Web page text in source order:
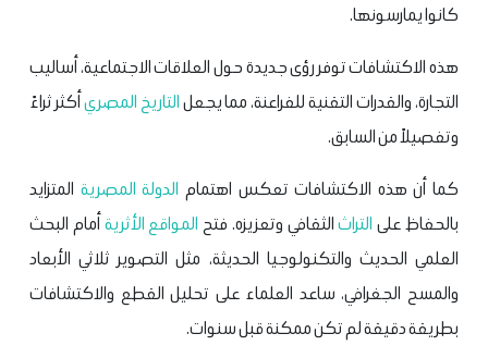
كانوا يمارسونها.
هذه الاكتشافات توفر رؤى جديدة حول العلاقات الاجتماعية، أساليب
التجارة، والقدرات التقنية للفراعنة، مما يجعلالتاريخ المصريأكثر ثراءً
وتفصيلاً من السابق.
كما أن هذه الاكتشافات تعكس اهتمام الدولة المصرية المتزايد
بالحفاظ على التراثالثقافي وتعزيزه. فتح المواقع الأثريةأمام البحث
العلمي الحديث والتكنولوجيا الحديثة، مثل التصوير ثلاثي الأبعاد
والمسح الجغرافي، ساعد العلماء على تحليل القطع والاكتشافات
بطريقة دقيقة لم تكن ممكنة قبل سنوات.